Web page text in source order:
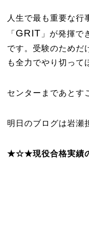
人生で最も重要な行
「 GRIT 」が発揮で
です。受験のためだ
も全力でやり切って
センターまであとす
明日のブログは岩瀬
★☆★現役合格実績